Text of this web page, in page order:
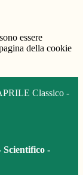
essere
della cookie
Classico -
-